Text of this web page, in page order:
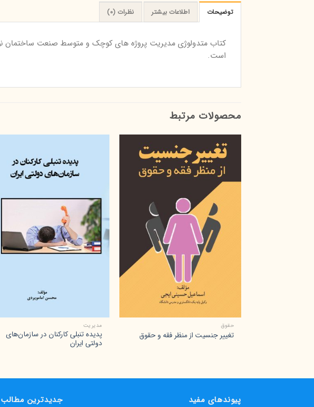
توضیحات اطلاعات بیشتر نظرات (0)
است.
محصولات مرتبط
حقوق
تغییر جنسیت از منظر فقه و حقوق
مدیریت
پدیده تنبلی کارکنان در سازمان‌های
دولتی ایران
پیوندهای مفید جدیدترین مطالب